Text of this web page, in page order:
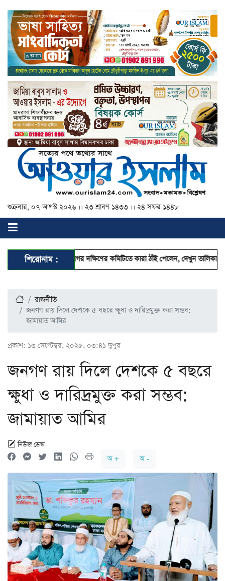
শুক্রবার, ০৭ আগস্ট ২০২৬ ।। ২৩ শ্রাবণ ১৪৩৩ ।। ২৪ সফর ১৪৪৮
শিরোনাম :
ঢাকা মহানগর দক্ষিণের কমিটিতে কারা ঠাঁই পেলেন, দেখুন তালিকা ছুটিতেও
রাজনীতি
জনগণ রায় দিলে দেশকে ৫ বছরে ক্ষুধা ও দারিদ্রমুক্ত করা সম্ভব:
জামায়াত আমির
প্রকাশ: ১৩ সেপ্টেম্বর, ২০২৫, ০৩:৪১ দুপুর
জনগণ রায় দিলে দেশকে ৫ বছরে
ক্ষুধা ও দারিদ্রমুক্ত করা সম্ভব:
জামায়াত আমির
নিউজ ডেস্ক
অ +
অ -